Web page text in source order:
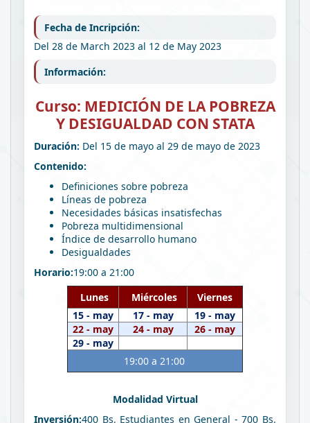
Fecha de Incripción:
Del 28 de March 2023 al 12 de May 2023
Información:
Curso: MEDICIÓN DE LA POBREZA
Y DESIGUALDAD CON STATA
Duración: Del 15 de mayo al 29 de mayo de 2023
Contenido:
Definiciones sobre pobreza
Líneas de pobreza
Necesidades básicas insatisfechas
Pobreza multidimensional
Índice de desarrollo humano
Desigualdades
Horario:19:00 a 21:00
Lunes
Miércoles
Viernes
15 - may
17 - may
19 - may
22 - may
24 - may
26 - may
29 - may
19:00 a 21:00
Modalidad Virtual
Inversión:400 Bs. Estudiantes en General - 700 Bs.